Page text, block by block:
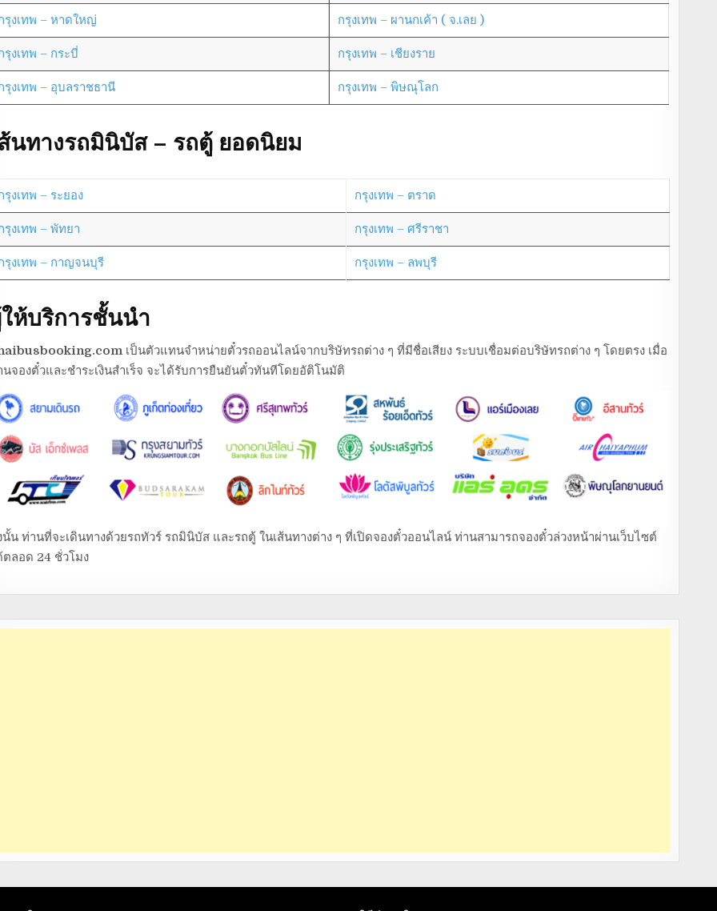
รุงเทพ – หาดใหญ่
รุงเทพ – กระบี่
รุงเทพ – อุบลราชธานี
กรุงเทพ – ผานกเค้า ( จ.เลย )
กรุงเทพ – เชียงราย
กรุงเทพ – พิษณุโลก
นทางรถมินิบัส – รถตู้ ยอดนิยม
รุงเทพ – ระยอง กรุงเทพ – ตราด
รุงเทพ – พัทยา กรุงเทพ – ศรีราชา
รุงเทพ – กาญจนบุรี กรุงเทพ – ลพบุรี
ห้บริการชั้นนำ
เป็นตัวแทนจำหน่ายตั๋วรถออนไลน์จากบริษัทรถต่าง ๆ ที่มีชื่อเสียง ระบบเชื่อมต่อบริษัทรถต่าง ๆ โดยตรง เมื่อ
นจองตั๋วและชำระเงินสำเร็จ จะได้รับการยืนยันตั๋วทันทีโดยอัติโนมัติ
นั้น ท่านที่จะเดินทางด้วยรถทัวร์ รถมินิบัส และรถตู้ ในเส้นทางต่าง ๆ ที่เปิดจองตั๋วออนไลน์ ท่านสามารถจองตั๋วล่วงหน้าผ่านเว็บไซต์
ตลอด 24 ชั่วโมง